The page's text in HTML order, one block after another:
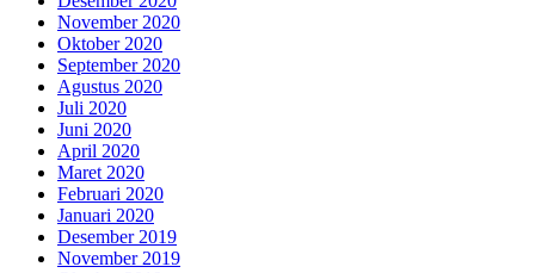
November 2020
Oktober 2020
September 2020
Agustus 2020
Juli 2020
Juni 2020
April 2020
Maret 2020
Februari 2020
Januari 2020
Desember 2019
November 2019